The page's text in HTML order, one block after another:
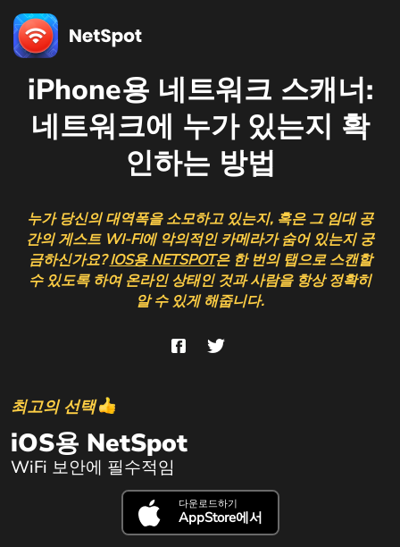
iPhone용 네트워크 스캐너:
네트워크에 누가 있는지 확
인하는 방법
누가 당신의 대역폭을 소모하고 있는지, 혹은 그 임대 공
간의 게스트 WI-FI에 악의적인 카메라가 숨어 있는지 궁
금하신가요?IOS용 NETSPOT은 한 번의 탭으로 스캔할
수 있도록 하여 온라인 상태인 것과 사람을 항상 정확히
알 수 있게 해줍니다.
최고의 선택
iOS용 NetSpot
WiFi 보안에 필수적임
다운로드하기
AppStore에서